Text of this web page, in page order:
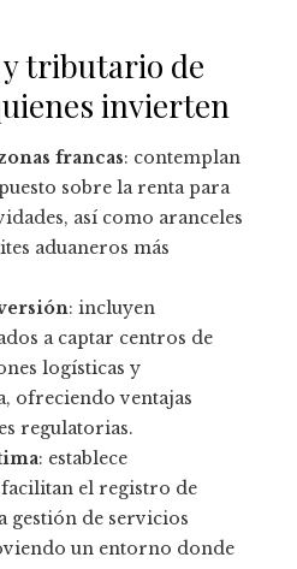
tributario de
invierten
francas: contemplan
sobre la renta para
así como aranceles
aduaneros más
: incluyen
a captar centros de
logísticas y
ofreciendo ventajas
regulatorias.
: establece
el registro de
gestión de servicios
un entorno donde